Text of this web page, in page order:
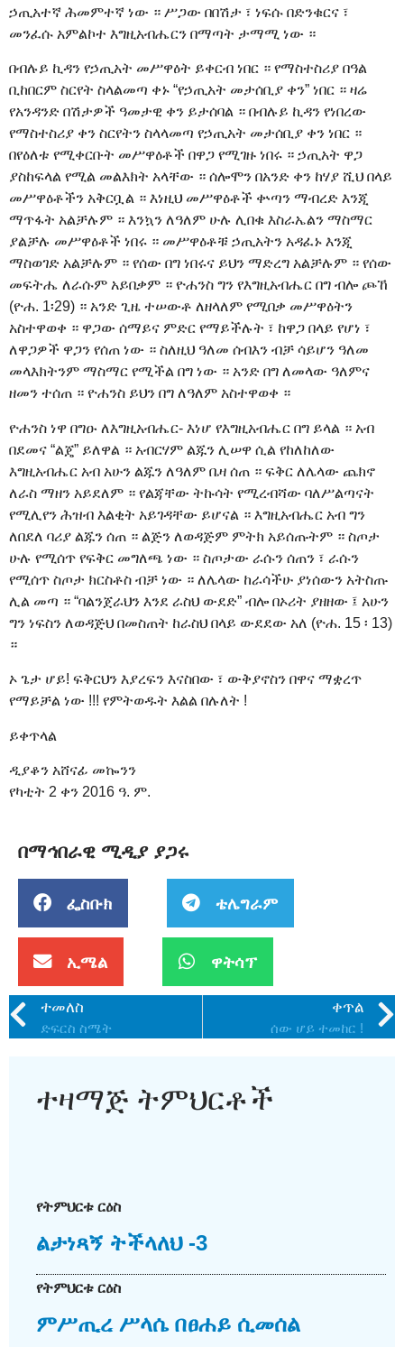
ኃጢአተኛ ሕመምተኛ ነው ። ሥጋው በበሽታ ፣ ነፍሱ በድንቁርና ፣
መንፈሱ አምልኮተ እግዚአብሔርን በማጣት ታማሚ ነው ።
በብሉይ ኪዳን የኃጢአት መሥዋዕት ይቀርብ ነበር ። የማስተስሪያ በዓል
ቢከበርም ስርየት ስላልመጣ ቀኑ “የኃጢአት መታሰቢያ ቀን” ነበር ። ዛሬ
የአንዳንድ በሽታዎች ዓመታዊ ቀን ይታሰባል ። በብሉይ ኪዳን የነበረው
የማስተስሪያ ቀን ስርየትን ስላላመጣ የኃጢአት መታሰቢያ ቀን ነበር ።
በየዕለቱ የሚቀርቡት መሥዋዕቶች በዋጋ የሚገዙ ነበሩ ። ኃጢአት ዋጋ
ያስከፍላል የሚል መልእክት አላቸው ። ሰሎሞን በአንድ ቀን ከሃያ ሺህ በላይ
መሥዋዕቶችን አቅርቧል ። እነዚህ መሥዋዕቶች ቍጣን ማብረድ እንጂ
ማጥፋት አልቻሉም ። እንኳን ለዓለም ሁሉ ሊበቁ እስራኤልን ማስማር
ያልቻሉ መሥዋዕቶች ነበሩ ። መሥዋዕቶቹ ኃጢአትን አዳፈኑ እንጂ
ማስወገድ አልቻሉም ። የሰው በግ ነበሩና ይህን ማድረግ አልቻሉም ። የሰው
መፍትሔ ለራሱም አይበቃም ። ዮሐንስ ግን የእግዚአብሔር በግ ብሎ ጮኸ
(ዮሐ. 1፡29) ። አንድ ጊዜ ተሠውቶ ለዘላለም የሚበቃ መሥዋዕትን
አስተዋወቀ ። ዋጋው ሰማይና ምድር የማይችሉት ፣ ከዋጋ በላይ የሆነ ፣
ለዋጋዎች ዋጋን የሰጠ ነው ። ስለዚህ ዓለመ ሰብእን ብቻ ሳይሆን ዓለመ
መላእክትንም ማስማር የሚችል በግ ነው ። አንድ በግ ለመላው ዓለምና
ዘመን ተሰጠ ። ዮሐንስ ይህን በግ ለዓለም አስተዋወቀ ።
ዮሐንስ ነዋ በግዑ ለእግዚአብሔር- እነሆ የእግዚአብሔር በግ ይላል ። አብ
በደመና “ልጄ” ይለዋል ። አብርሃም ልጁን ሊሠዋ ሲል የከለከለው
እግዚአብሔር አብ አሁን ልጁን ለዓለም ቤዛ ሰጠ ። ፍቅር ለሌላው ጨክኖ
ለራስ ማዘን አይደለም ። የልጃቸው ትኩሳት የሚረብሻው ባለሥልጣናት
የሚሊየን ሕዝብ እልቂት አይገዳቸው ይሆናል ። እግዚአብሔር አብ ግን
ለበደለ ባሪያ ልጁን ሰጠ ። ልጅን ለወዳጅም ምትክ አይሰጡትም ። ስጦታ
ሁሉ የሚሰጥ የፍቅር መግለጫ ነው ። ስጦታው ራሱን ሰጠን ፣ ራሱን
የሚሰጥ ስጦታ ክርስቶስ ብቻ ነው ። ለሌላው ከራሳችሁ ያነሰውን አትስጡ
ሊል መጣ ። “ባልንጀራህን እንደ ራስህ ውደድ” ብሎ በኦሪት ያዘዘው ፤ አሁን
ግን ነፍስን ለወዳጅህ በመስጠት ከራስህ በላይ ውደደው አለ (ዮሐ. 15 ፡ 13)
።
ኦ ጌታ ሆይ! ፍቅርህን እያረፍን እናስበው ፣ ውቅያኖስን በዋና ማቋረጥ
የማይቻል ነው !!! የምትወዱት እልል በሉለት !
ይቀጥላል
ዲያቆን አሸናፊ መኰንን
የካቲት 2 ቀን 2016 ዓ. ም.
በማኅበራዊ ሚዲያ ያጋሩ
ፌስቡክ ቴሌግራም
ኢሜል ዋትሳፕ
ተመለስ
ድፍርስ ስሜት
ቀጥል
ሰው ሆይ ተመከር !
ተዛማጅ ትምህርቶች
የትምህርቱ ርዕስ
ልታነጻኝ ትችላለህ -3
የትምህርቱ ርዕስ
ምሥጢረ ሥላሴ በፀሐይ ሲመሰል